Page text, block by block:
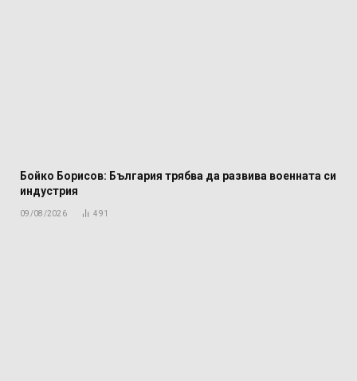
Бойко Борисов: България трябва да развива военната си
индустрия
09/08/2026 491